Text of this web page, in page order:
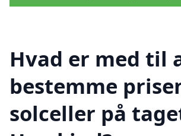
Hvad er med til
bestemme
solceller på